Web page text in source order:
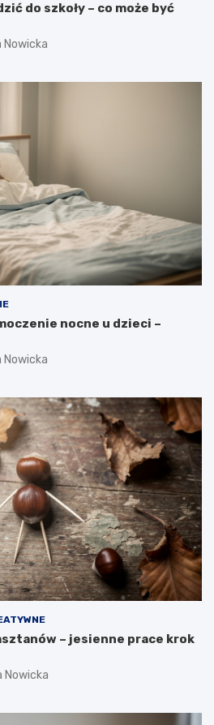
do szkoły – co może być
Nowicka
nocne u dzieci –
Nowicka
– jesienne prace krok
Nowicka